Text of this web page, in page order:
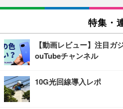
特集・
【動画レビュー】注目
ouTubeチャンネル
10G光回線導入レポ